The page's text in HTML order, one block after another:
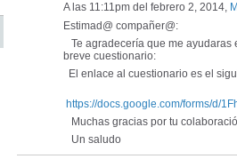
A las 11:11pm del febrero 2, 2014,
Estimad@ compañer@:
Te agradecería que me ayudaras
breve cuestionario:
El enlace al cuestionario es el
https://docs.google.com/forms/d/
Muchas gracias por tu
Un saludo